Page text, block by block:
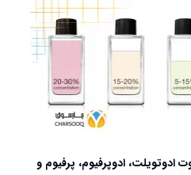
ادوتویلت، ادوپرفیوم، پرفیوم و